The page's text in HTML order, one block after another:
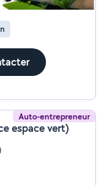
Auto-entrepreneur
espace vert)